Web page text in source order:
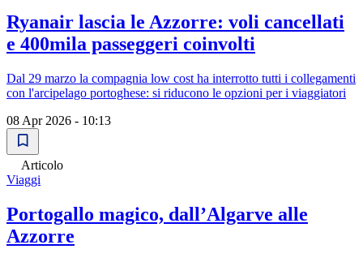
Ryanair lascia le Azzorre: voli cancellati
e 400mila passeggeri coinvolti
Dal 29 marzo la compagnia low cost ha interrotto tutti i collegamenti
con l'arcipelago portoghese: si riducono le opzioni per i viaggiatori
08 Apr 2026 - 10:13
Articolo
Viaggi
Portogallo magico, dall’Algarve alle
Azzorre